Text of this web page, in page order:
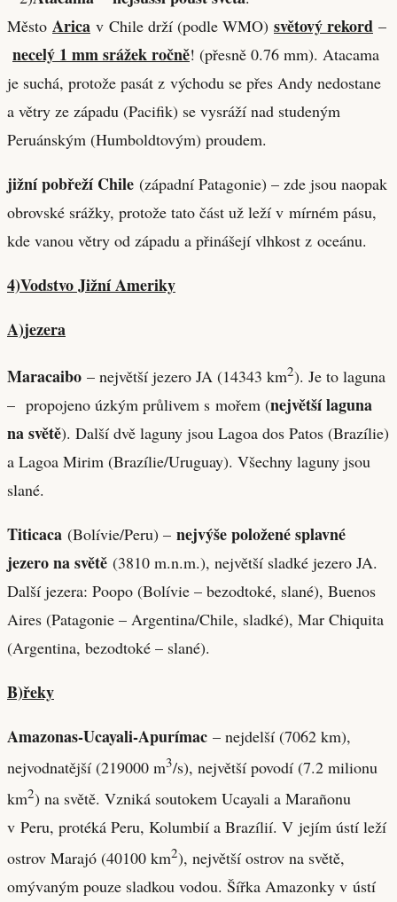
Město Arica v Chile drží (podle WMO) světový rekord –
necelý 1 mm srážek ročně! (přesně 0.76 mm). Atacama
je suchá, protože pasát z východu se přes Andy nedostane
a větry ze západu (Pacifik) se vysráží nad studeným
Peruánským (Humboldtovým) proudem.
jižní pobřeží Chile (západní Patagonie) – zde jsou naopak
obrovské srážky, protože tato část už leží v mírném pásu,
kde vanou větry od západu a přinášejí vlhkost z oceánu.
4)Vodstvo Jižní Ameriky
A)jezera
Maracaibo – největší jezero JA (14343 km2). Je to laguna
– propojeno úzkým průlivem s mořem (největší laguna
na světě). Další dvě laguny jsou Lagoa dos Patos (Brazílie)
a Lagoa Mirim (Brazílie/Uruguay). Všechny laguny jsou
slané.
Titicaca (Bolívie/Peru) – nejvýše položené splavné
jezero na světě (3810 m.n.m.), největší sladké jezero JA.
Další jezera: Poopo (Bolívie – bezodtoké, slané), Buenos
Aires (Patagonie – Argentina/Chile, sladké), Mar Chiquita
(Argentina, bezodtoké – slané).
B)řeky
Amazonas-Ucayali-Apurímac – nejdelší (7062 km),
nejvodnatější (219000 m3/s), největší povodí (7.2 milionu
km2) na světě. Vzniká soutokem Ucayali a Marañonu
v Peru, protéká Peru, Kolumbií a Brazílií. V jejím ústí leží
ostrov Marajó (40100 km2), největší ostrov na světě,
omývaným pouze sladkou vodou. Šířka Amazonky v ústí